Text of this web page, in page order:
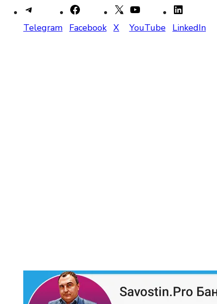
Telegram Facebook X YouTube LinkedIn